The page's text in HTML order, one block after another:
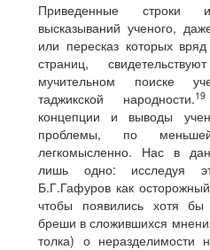
Приведенные строки
высказываний ученого,
или пересказ которых
страниц,
мучительном поиске
таджикской народности.19
концепции и выводы
проблемы, по
легкомысленно. Нас в
лишь одно: исследуя
Б.Г.Гафуров как
чтобы появились хотя
бреши в сложившихся
толка) о неразделимости